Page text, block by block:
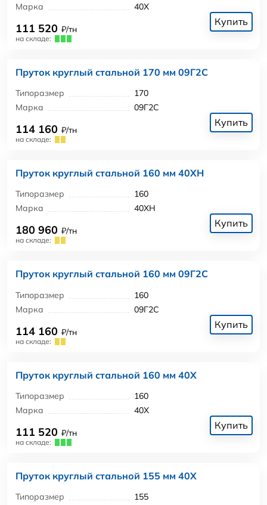
Марка
40Х
111 520 ₽/тн
на складе:
Купить
Пруток круглый стальной 170 мм 09Г2С
Типоразмер
170
Марка
09Г2С
114 160 ₽/тн
на складе:
Купить
Пруток круглый стальной 160 мм 40ХН
Типоразмер
160
Марка
40ХН
180 960 ₽/тн
на складе:
Купить
Пруток круглый стальной 160 мм 09Г2С
Типоразмер
160
Марка
09Г2С
114 160 ₽/тн
на складе:
Купить
Пруток круглый стальной 160 мм 40Х
Типоразмер
160
Марка
40Х
111 520 ₽/тн
на складе:
Купить
Пруток круглый стальной 155 мм 40Х
Типоразмер
155